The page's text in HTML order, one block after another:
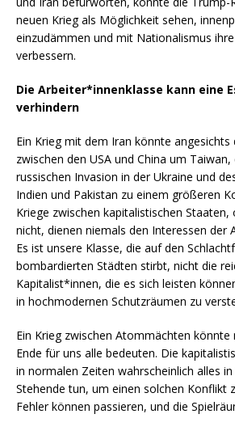
neuen Krieg als Möglichkeit sehen,
einzudämmen und mit Nationalismus
verbessern.
Die Arbeiter*innenklasse kann eine
verhindern
Ein Krieg mit dem Iran könnte angesichts
zwischen den USA und China um
russischen Invasion in der Ukraine und
Indien und Pakistan zu einem größeren
Kriege zwischen kapitalistischen
nicht, dienen niemals den Interessen der
Es ist unsere Klasse, die auf den
bombardierten Städten stirbt, nicht die
Kapitalist*innen, die es sich leisten
in hochmodernen Schutzräumen zu
Ein Krieg zwischen Atommächten könnte
Ende für uns alle bedeuten. Die
in normalen Zeiten wahrscheinlich alles
Stehende tun, um einen solchen Konflikt
Fehler können passieren, und die